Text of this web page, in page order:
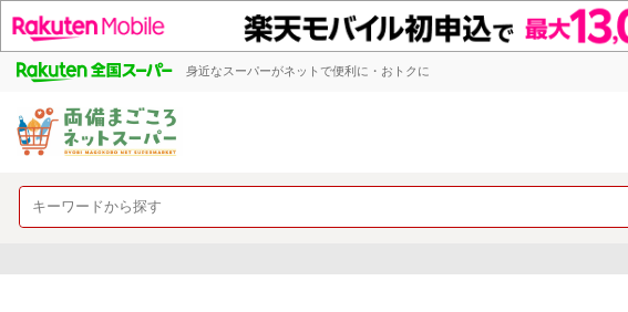
身近なスーパーがネットで便利に・おトクに